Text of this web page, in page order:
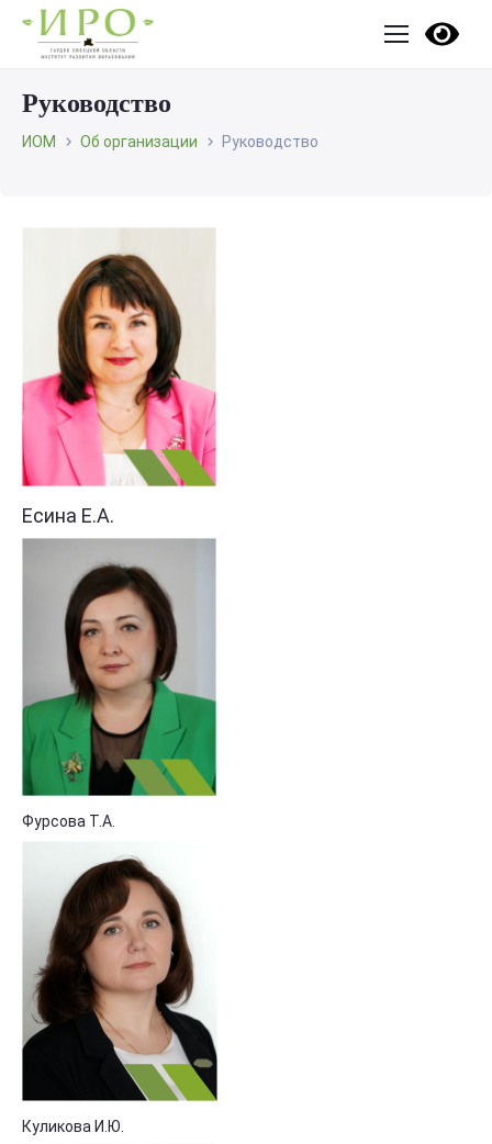
Руководство
ИОМ Об организации Руководство
Есина Е.А.
Фурсова Т.А.
Куликова И.Ю.